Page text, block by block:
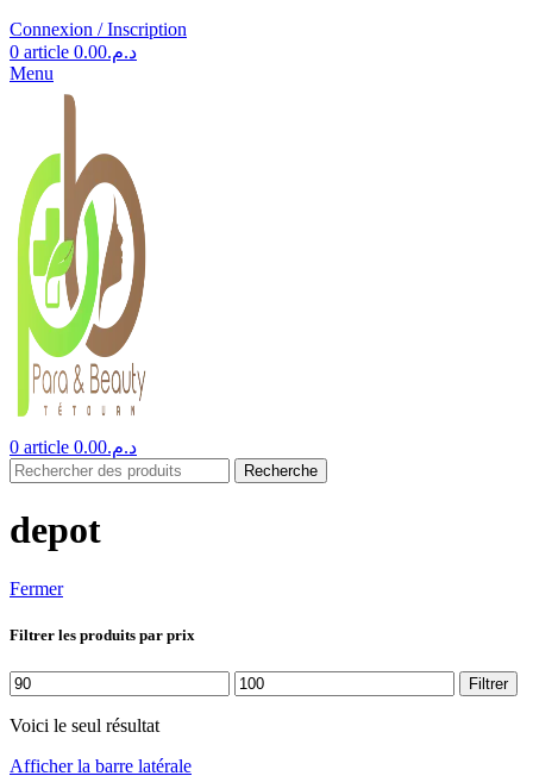
Connexion / Inscription
0 article د.م.0.00
Menu
0 article د.م.0.00
Recherche
depot
Fermer
Filtrer les produits par prix
Prix
min
Prix
max
Filtrer
Voici le seul résultat
Afficher la barre latérale